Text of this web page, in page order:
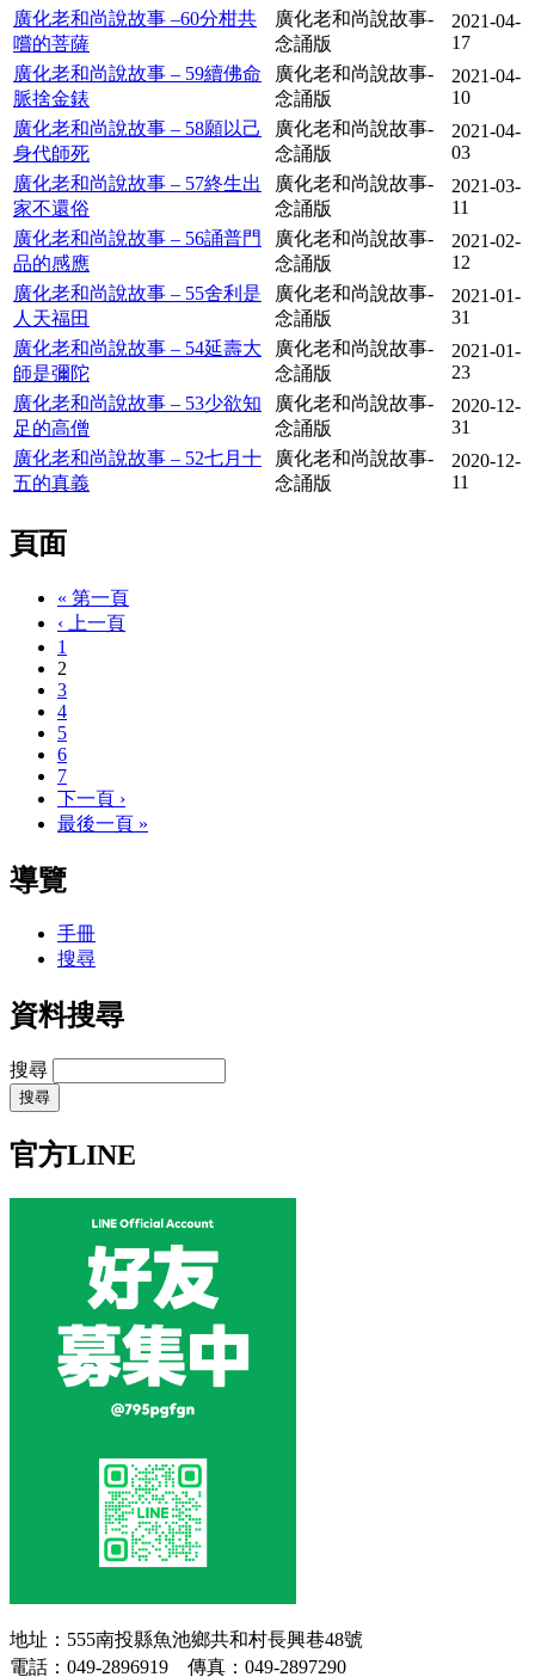
廣化老和尚說故事 –60分柑共
嚐的菩薩
廣化老和尚說故事-
念誦版
2021-04-
17
廣化老和尚說故事 – 59續佛命
脈捨金錶
廣化老和尚說故事-
念誦版
2021-04-
10
廣化老和尚說故事 – 58願以己
身代師死
廣化老和尚說故事-
念誦版
2021-04-
03
廣化老和尚說故事 – 57終生出
家不還俗
廣化老和尚說故事-
念誦版
2021-03-
11
廣化老和尚說故事 – 56誦普門
品的感應
廣化老和尚說故事-
念誦版
2021-02-
12
廣化老和尚說故事 – 55舍利是
人天福田
廣化老和尚說故事-
念誦版
2021-01-
31
廣化老和尚說故事 – 54延壽大
師是彌陀
廣化老和尚說故事-
念誦版
2021-01-
23
廣化老和尚說故事 – 53少欲知
足的高僧
廣化老和尚說故事-
念誦版
2020-12-
31
廣化老和尚說故事 – 52七月十
五的真義
廣化老和尚說故事-
念誦版
2020-12-
11
頁面
« 第一頁
‹ 上一頁
1
2
3
4
5
6
7
下一頁 ›
最後一頁 »
導覽
手冊
搜尋
資料搜尋
搜尋
官方LINE
地址：555南投縣魚池鄉共和村長興巷48號
電話：049-2896919 傳真：049-2897290